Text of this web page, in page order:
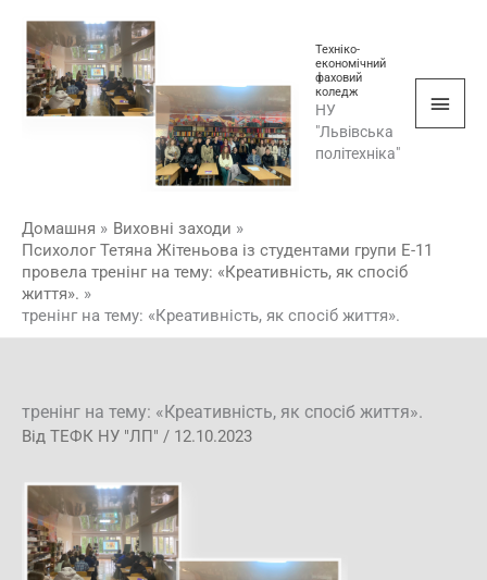
вмісту
Техніко-
економічний
фаховий
коледж
НУ
"Львівська
політехніка"
Домашня
Виховні заходи
Психолог Тетяна Жітеньова із студентами групи Е-11
провела тренінг на тему: «Креативність, як спосіб
життя».
тренінг на тему: «Креативність, як спосіб життя».
тренінг на тему: «Креативність, як спосіб життя».
Від ТЕФК НУ "ЛП" / 12.10.2023